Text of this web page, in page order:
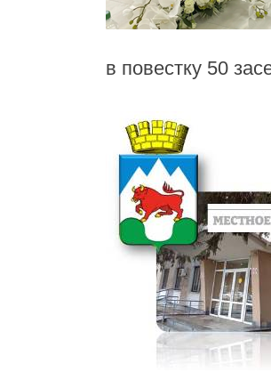
в повестку 50